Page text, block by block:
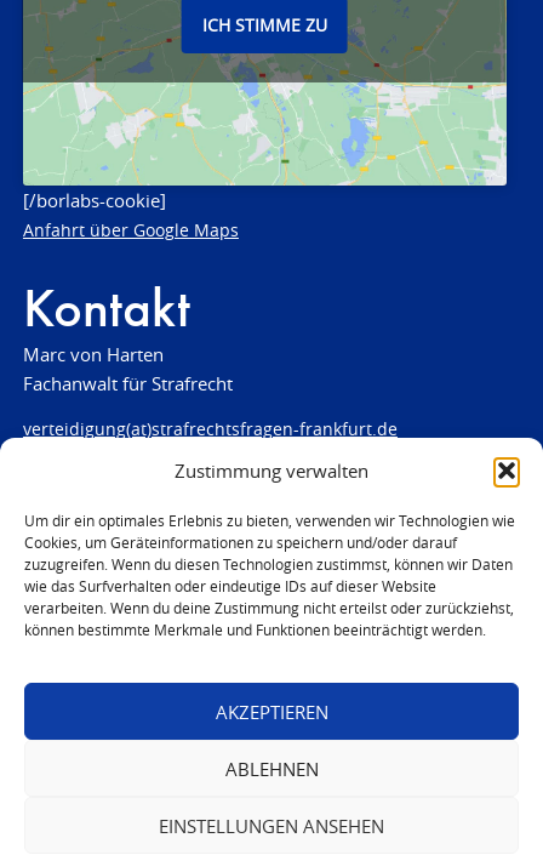
Zustimmung verwalten
Um dir ein optimales Erlebnis zu bieten, verwenden wir Technologien wie
Cookies, um Geräteinformationen zu speichern und/oder darauf
zuzugreifen. Wenn du diesen Technologien zustimmst, können wir Daten
wie das Surfverhalten oder eindeutige IDs auf dieser Website
verarbeiten. Wenn du deine Zustimmung nicht erteilst oder zurückziehst,
können bestimmte Merkmale und Funktionen beeinträchtigt werden.
AKZEPTIEREN
ABLEHNEN
EINSTELLUNGEN ANSEHEN
ICH STIMME ZU
[/borlabs-cookie]
Anfahrt über Google Maps
Kontakt
Marc von Harten
Fachanwalt für Strafrecht
verteidigung(at)strafrechtsfragen-frankfurt.de
www.strafrechtsfragen-frankfurt.de
Louisenstraße 84
61348 Bad Homburg
Telefon:06172 - 66 28 00
Telefax: 06172 - 66 28 01
0171 - 691 67 67